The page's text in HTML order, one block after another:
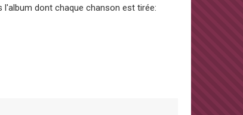
dont chaque chanson est tirée: